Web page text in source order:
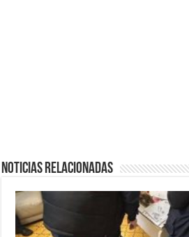
Noticias Relacionadas